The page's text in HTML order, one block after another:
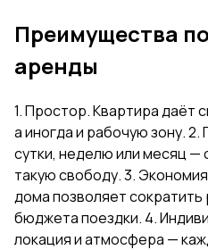
Преимущества
аренды
1. Простор. Квартира даёт
а иногда и рабочую зону.
сутки, неделю или месяц —
такую свободу. 3.
дома позволяет сократить
бюджета поездки. 4.
локация и атмосфера —